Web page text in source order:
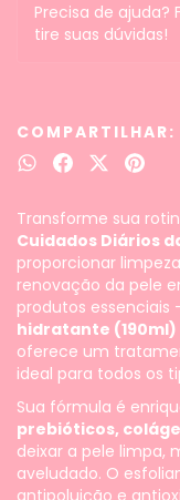
Precisa de ajuda?
tire suas dúvidas!
COMPARTILHAR:
Transforme sua
Cuidados Diários
proporcionar
renovação da pele
produtos essenciais
hidratante
oferece um
ideal para todos os
Sua fórmula é
prebióticos,
deixar a pele limpa,
aveludado. O
antipoluição e